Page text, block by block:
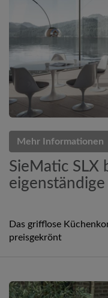
Mehr Informationen
SieMatic SLX
Das grifflose
preisgekrönt